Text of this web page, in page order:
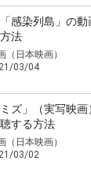
感染列島」の
法
（日本映画）
03/04
ミズ」（実写映
する方法
（日本映画）
03/02